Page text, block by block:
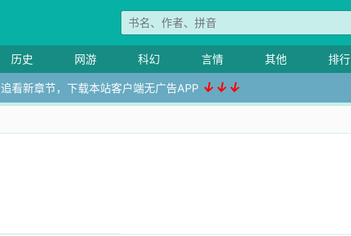
历史 网游 科幻 言情 其他 排行
追看新章节，下载本站客户端无广告APP ↓↓↓